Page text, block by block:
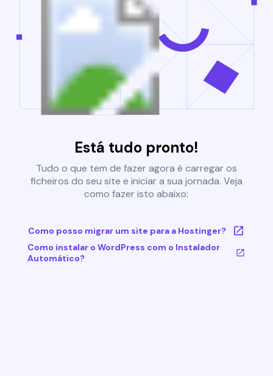
Está tudo pronto!
Tudo o que tem de fazer agora é carregar os
ficheiros do seu site e iniciar a sua jornada. Veja
como fazer isto abaixo:
Como posso migrar um site para a Hostinger?
Como instalar o WordPress com o Instalador
Automático?